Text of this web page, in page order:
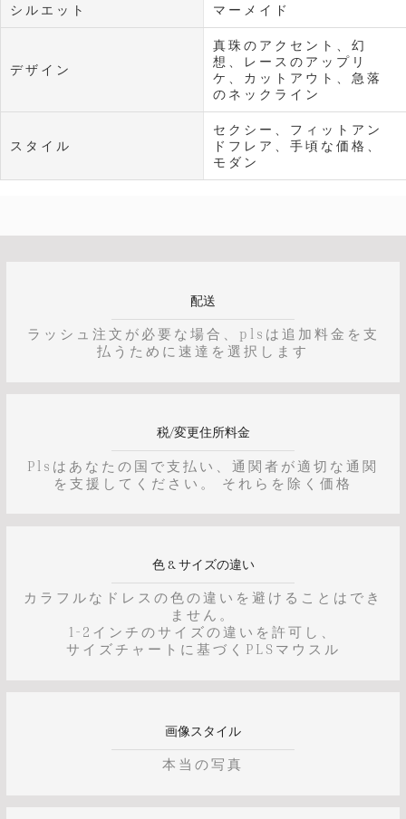
シルエット マーメイド
デザイン
真珠のアクセント、幻
想、レースのアップリ
ケ、カットアウト、急落
のネックライン
スタイル
セクシー、フィットアン
ドフレア、手頃な価格、
モダン
配送
ラッシュ注文が必要な場合、plsは追加料金を支
払うために速達を選択します
税/変更住所料金
Plsはあなたの国で支払い、通関者が適切な通関
を支援してください。 それらを除く価格
色 & サイズの違い
カラフルなドレスの色の違いを避けることはでき
ません。
1-2インチのサイズの違いを許可し、
サイズチャートに基づくPLSマウスル
画像スタイル
本当の写真